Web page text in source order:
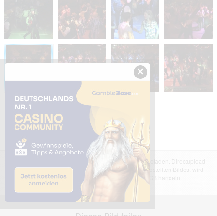
Das dargestellte Bild wurde von einem Nutzer hochgeladen. Directupload
übernimmt keinerlei Haftung für den Inhalt des dargestellten Bildes, wird
jedoch bei Verstößen nach §2(3) unserer AGB handeln.
×